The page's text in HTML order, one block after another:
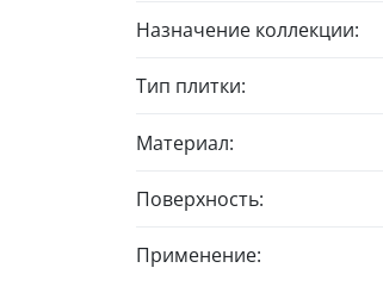
Назначение коллекции:
Тип плитки:
Материал:
Поверхность:
Применение: